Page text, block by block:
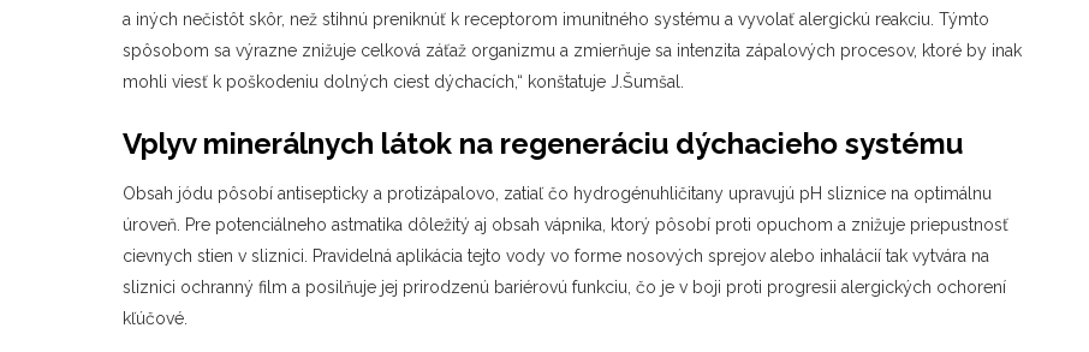
a iných nečistôt skôr, než stihnú preniknúť k receptorom imunitného systému a vyvolať alergickú reakciu. Týmto
spôsobom sa výrazne znižuje celková záťaž organizmu a zmierňuje sa intenzita zápalových procesov, ktoré by inak
mohli viesť k poškodeniu dolných ciest dýchacích,“ konštatuje J.Šumšal.
Vplyv minerálnych látok na regeneráciu dýchacieho systému
Obsah jódu pôsobí antisepticky a protizápalovo, zatiaľ čo hydrogénuhličitany upravujú pH sliznice na optimálnu
úroveň. Pre potenciálneho astmatika dôležitý aj obsah vápnika, ktorý pôsobí proti opuchom a znižuje priepustnosť
cievnych stien v sliznici. Pravidelná aplikácia tejto vody vo forme nosových sprejov alebo inhalácií tak vytvára na
sliznici ochranný film a posilňuje jej prirodzenú bariérovú funkciu, čo je v boji proti progresii alergických ochorení
kľúčové.